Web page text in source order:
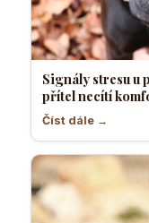
Signály stresu u
přítel necítí
Číst dále →